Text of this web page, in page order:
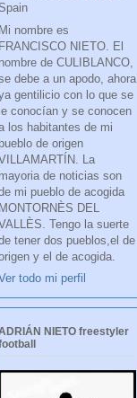
Mi nombre es
FRANCISCO NIETO. El
nombre de CULIBLANCO,
debe a un apodo, ahora
gentilicio con lo que se
le conocían y se conocen
los habitantes de mi
pueblo de origen
La
mayoria de noticias son
mi pueblo de acogida
MONTORNÈS DEL
Tengo la suerte
tener dos pueblos,el de
y el de acogida.
todo mi perfil
NIETO freestyler